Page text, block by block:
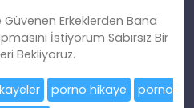
Güvenen Erkeklerden Bana
İstiyorum Sabırsız Bir
Bekliyoruz.
porno hikaye
porno